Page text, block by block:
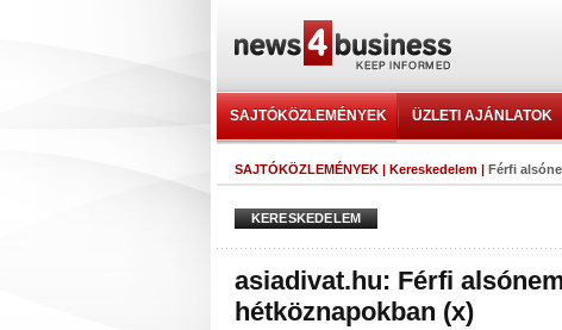
SAJTÓKÖZLEMÉNYEK ÜZLETI AJÁNLATOK
SAJTÓKÖZLEMÉNYEK | Kereskedelem | Férfi
KERESKEDELEM
asiadivat.hu: Férfi
hétköznapokban (x)